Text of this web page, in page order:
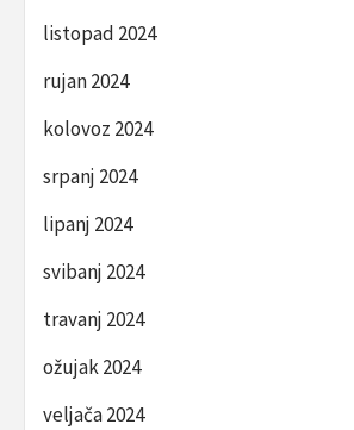
listopad 2024
rujan 2024
kolovoz 2024
srpanj 2024
lipanj 2024
svibanj 2024
travanj 2024
ožujak 2024
veljača 2024